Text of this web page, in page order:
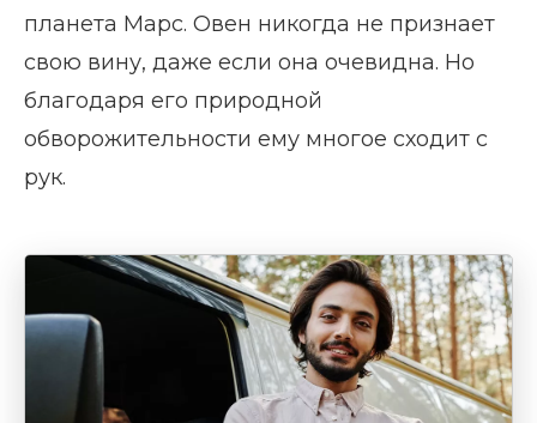
планета Марс. Овен никогда не признает
свою вину, даже если она очевидна. Но
благодаря его природной
обворожительности ему многое сходит с
рук.